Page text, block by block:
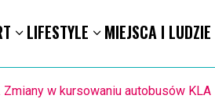
LIFESTYLE MIEJSCA I LUDZIE
Pałacu Lipskich